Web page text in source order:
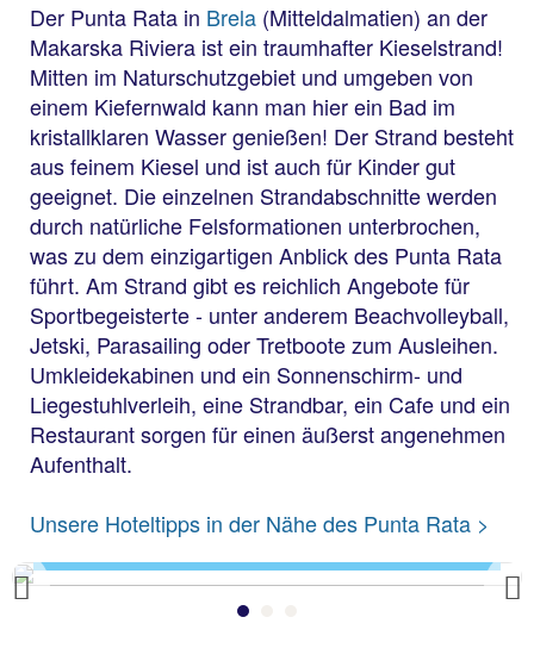
Der Punta Rata in Brela (Mitteldalmatien) an der
Makarska Riviera ist ein traumhafter Kieselstrand!
Mitten im Naturschutzgebiet und umgeben von
einem Kiefernwald kann man hier ein Bad im
kristallklaren Wasser genießen! Der Strand besteht
aus feinem Kiesel und ist auch für Kinder gut
geeignet. Die einzelnen Strandabschnitte werden
durch natürliche Felsformationen unterbrochen,
was zu dem einzigartigen Anblick des Punta Rata
führt. Am Strand gibt es reichlich Angebote für
Sportbegeisterte - unter anderem Beachvolleyball,
Jetski, Parasailing oder Tretboote zum Ausleihen.
Umkleidekabinen und ein Sonnenschirm- und
Liegestuhlverleih, eine Strandbar, ein Cafe und ein
Restaurant sorgen für einen äußerst angenehmen
Aufenthalt.
Unsere Hoteltipps in der Nähe des Punta Rata >
Previous
Punta Rata